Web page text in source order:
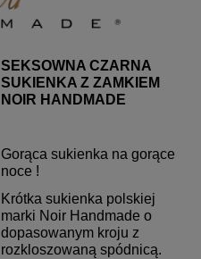
SEKSOWNA CZARNA
SUKIENKA Z ZAMKIEM
NOIR HANDMADE
Gorąca sukienka na gorące
noce !
Krótka sukienka polskiej
marki Noir Handmade o
dopasowanym kroju z
rozkloszowaną spódnicą.